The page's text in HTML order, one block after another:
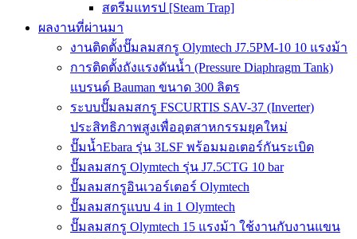
สตรีมแทรป [Steam Trap]
ผลงานที่ผ่านมา
งานติดตั้งปั๊มลมสกรู Olymtech J7.5PM-10 10 แรงม้า
การติดตั้งถังแรงดันน้ำ (Pressure Diaphragm Tank)
แบรนด์ Bauman ขนาด 300 ลิตร
ระบบปั๊มลมสกรู FSCURTIS SAV-37 (Inverter)
ประสิทธิภาพสูงเพื่ออุตสาหกรรมยุคใหม่
ปั๊มน้ำEbara รุ่น 3LSF พร้อมมอเตอร์กันระเบิด
ปั๊มลมสกรู Olymtech รุ่น J7.5CTG 10 bar
ปั๊มลมสกรูอินเวอร์เตอร์ Olymtech
ปั๊มลมสกรูแบบ 4 in 1 Olymtech
ปั๊มลมสกรู Olymtech 15 แรงม้า ใช้งานกับงานแขน